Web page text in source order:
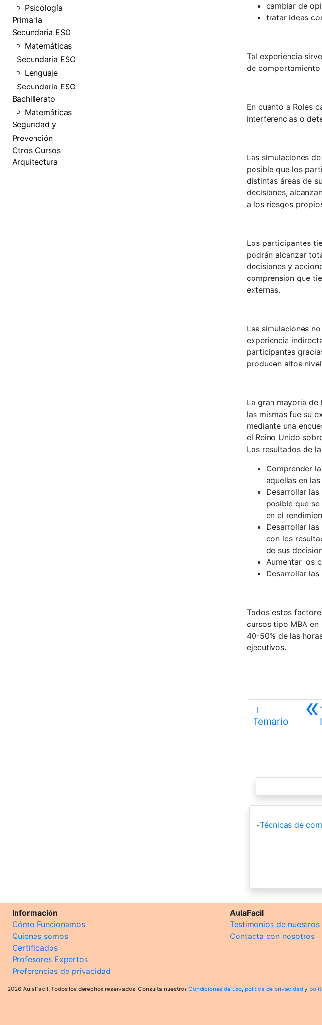
Psicología
Primaria
Secundaria ESO
Matemáticas
Secundaria ESO
Lenguaje
Secundaria ESO
Bachillerato
Matemáticas
Seguridad y
Prevención
Otros Cursos
Arquitectura
cambiar de
tratar ideas
Tal experiencia
de
En cuanto a Roles
interferencias o
Las simulaciones
posible que los
distintas áreas de
decisiones,
a los riesgos
Los participantes
podrán alcanzar
decisiones y
comprensión que
externas.
Las simulaciones
experiencia
participantes
producen altos
La gran mayoría de
las mismas fue su
mediante una
el Reino Unido
Los resultados de
Comprender
aquellas en
Desarrollar
posible que
en el
Desarrollar
con los
de sus
Aumentar los
Desarrollar
Todos estos
cursos tipo MBA en
40-50% de las
ejecutivos.
Temario «
-Técnicas de
Información
Cómo Funcionamos
Quienes somos
Certificados
Profesores Expertos
Preferencias de privacidad
AulaFacil
Testimonios de nuestros
Contacta con nosotros
2026 AulaFacil. Todos los derechos reservados. Consulta nuestros Condiciones de uso, política de privacidad y